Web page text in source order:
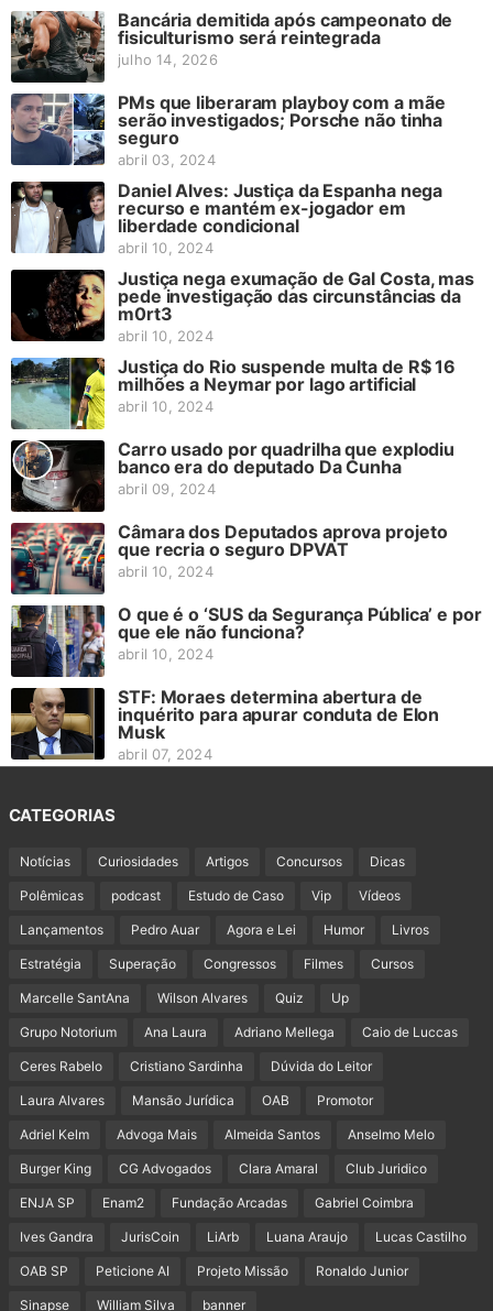
Bancária demitida após campeonato de
fisiculturismo será reintegrada
julho 14, 2026
PMs que liberaram playboy com a mãe
serão investigados; Porsche não tinha
seguro
abril 03, 2024
Daniel Alves: Justiça da Espanha nega
recurso e mantém ex-jogador em
liberdade condicional
abril 10, 2024
Justiça nega exumação de Gal Costa, mas
pede investigação das circunstâncias da
m0rt3
abril 10, 2024
Justiça do Rio suspende multa de R$ 16
milhões a Neymar por lago artificial
abril 10, 2024
Carro usado por quadrilha que explodiu
banco era do deputado Da Cunha
abril 09, 2024
Câmara dos Deputados aprova projeto
que recria o seguro DPVAT
abril 10, 2024
O que é o ‘SUS da Segurança Pública’ e por
que ele não funciona?
abril 10, 2024
STF: Moraes determina abertura de
inquérito para apurar conduta de Elon
Musk
abril 07, 2024
CATEGORIAS
Notícias Curiosidades Artigos Concursos Dicas
Polêmicas podcast Estudo de Caso Vip Vídeos
Lançamentos Pedro Auar Agora e Lei Humor Livros
Estratégia Superação Congressos Filmes Cursos
Marcelle SantAna Wilson Alvares Quiz Up
Grupo Notorium Ana Laura Adriano Mellega Caio de Luccas
Ceres Rabelo Cristiano Sardinha Dúvida do Leitor
Laura Alvares Mansão Jurídica OAB Promotor
Adriel Kelm Advoga Mais Almeida Santos Anselmo Melo
Burger King CG Advogados Clara Amaral Club Juridico
ENJA SP Enam2 Fundação Arcadas Gabriel Coimbra
Ives Gandra JurisCoin LiArb Luana Araujo Lucas Castilho
OAB SP Peticione AI Projeto Missão Ronaldo Junior
Sinapse William Silva banner